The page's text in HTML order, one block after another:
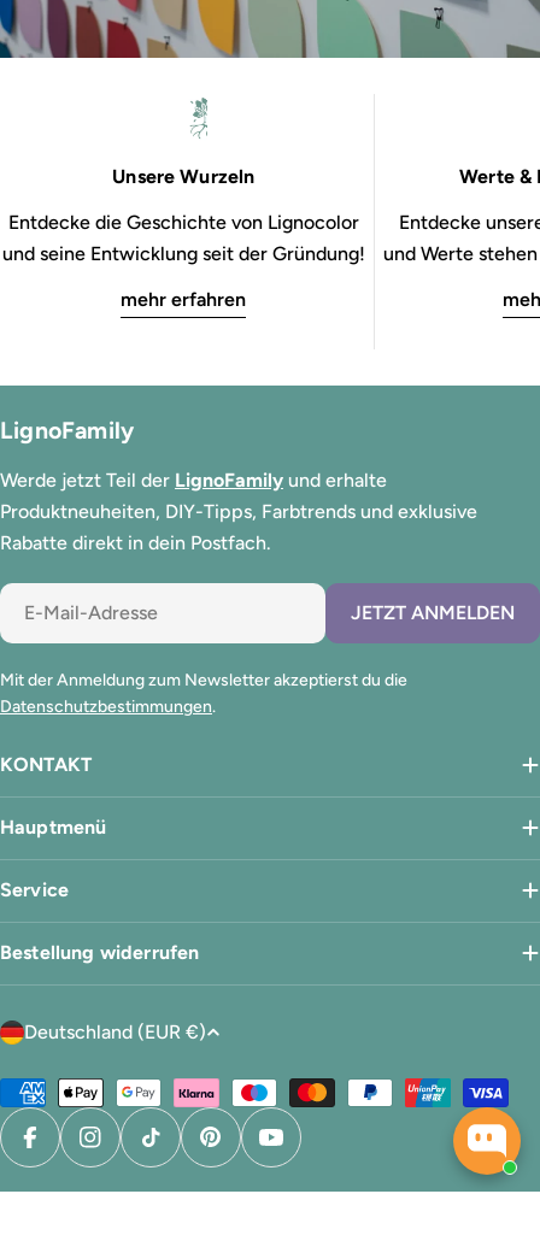
Unsere Wurzeln
Entdecke die Geschichte von Lignocolor
und seine Entwicklung seit der Gründung!
mehr erfahren
Werte &
Entdecke
und Werte
KONTAKT
Hauptmenü
Service
LignoFamily
Werde jetzt Teil der LignoFamily und erhalte
Produktneuheiten, DIY-Tipps, Farbtrends und exklusive
Rabatte direkt in dein Postfach.
E-
Mail
JETZT ANMELDEN
Mit der Anmeldung zum Newsletter akzeptierst du die
Datenschutzbestimmungen.
Bestellung widerrufen
L
n
d
/
R
Deutschland (EUR €)
Zahlungsmethoden
FacebookInstagramTikTok PinterestYouTube